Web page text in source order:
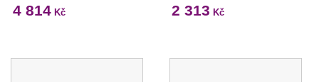
4 814 Kč 2 313 Kč